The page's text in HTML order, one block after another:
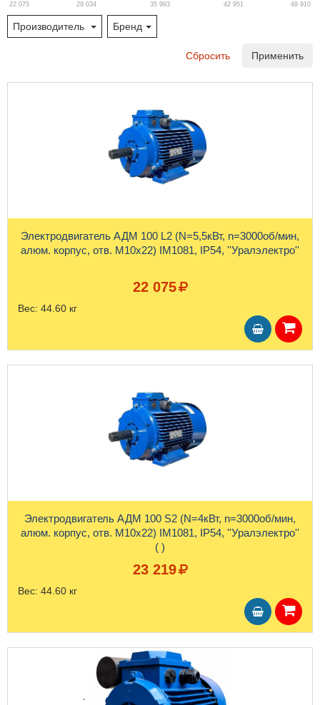
22 075 29 034 35 993 42 951 49 910
Производитель Бренд
Сбросить Применить
Электродвигатель АДМ 100 L2 (N=5,5кВт, n=3000об/мин,
алюм. корпус, отв. М10х22) IM1081, IP54, ''Уралэлектро''
22 075
Вес: 44.60 кг
Электродвигатель АДМ 100 S2 (N=4кВт, n=3000об/мин,
алюм. корпус, отв. М10х22) IM1081, IP54, ''Уралэлектро''
( )
23 219
Вес: 44.60 кг